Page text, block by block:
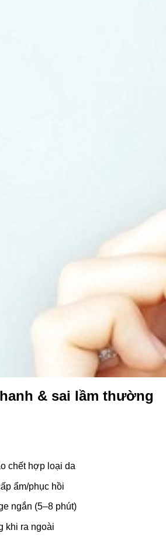
& sai lầm thường
chết hợp loại da
ẩm/phục hồi
ngắn (5–8 phút)
khi ra ngoài